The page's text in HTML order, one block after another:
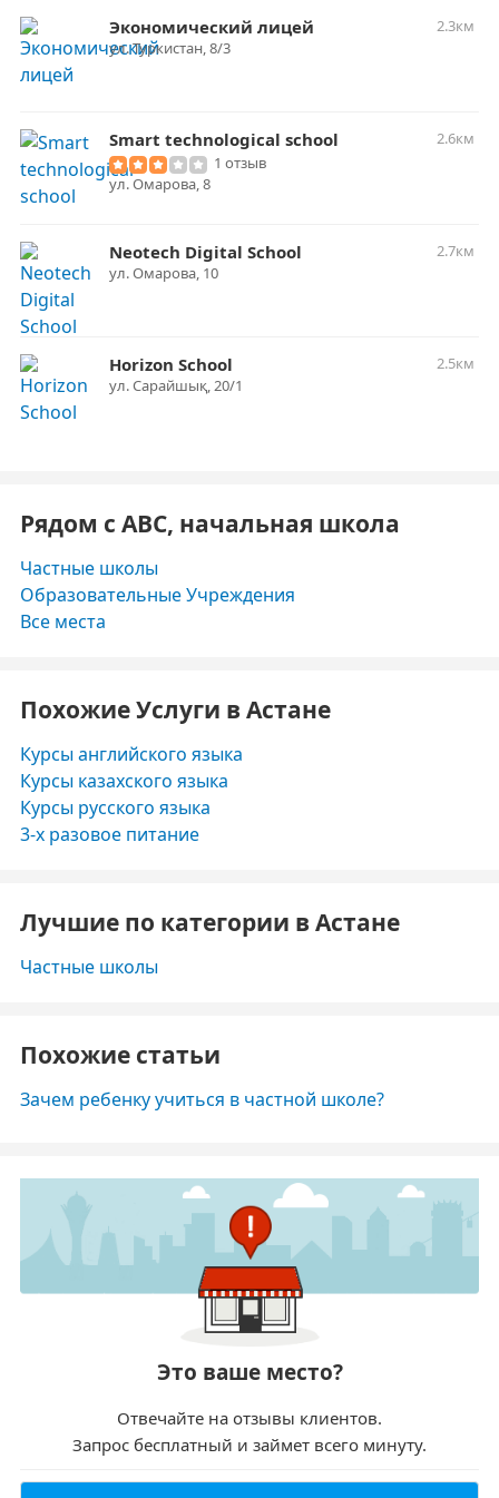
Экономический лицей
2.3км
ул. ​Туркистан, 8/3
Smart technological school
2.6км
1 отзыв
ул. Омарова, 8
Neotech Digital School
2.7км
ул. Омарова, 10
Horizon School
2.5км
ул. Сарайшық, 20/1
Рядом с ABC, начальная школа
Частные школы
Образовательные Учреждения
Все места
Похожие Услуги в Астане
Курсы английского языка
Курсы казахского языка
Курсы русского языка
3-х разовое питание
Лучшие по категории в Астане
Частные школы
Похожие статьи
Зачем ребенку учиться в частной школе?
Это ваше место?
Отвечайте на отзывы клиентов.
Запрос бесплатный и займет всего минуту.